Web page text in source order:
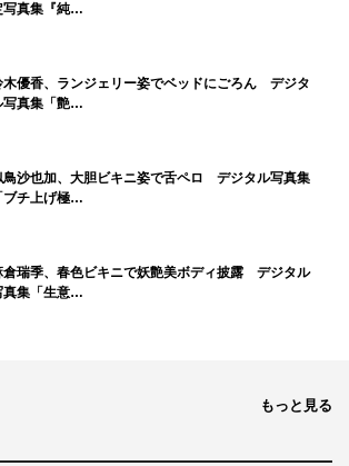
写真集『純…
木優香、ランジェリー姿でベッドにごろん デジタ
写真集「艶…
鳥沙也加、大胆ビキニ姿で舌ペロ デジタル写真集
ブチ上げ極…
倉瑞季、春色ビキニで妖艶美ボディ披露 デジタル
真集「生意…
もっと見る